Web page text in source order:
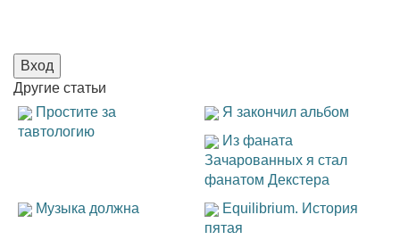
Вход
Другие статьи
Простите за
тавтологию
Я закончил альбом
Из фаната
Зачарованных я стал
фанатом Декстера
Музыка должна
Equilibrium. История
пятая